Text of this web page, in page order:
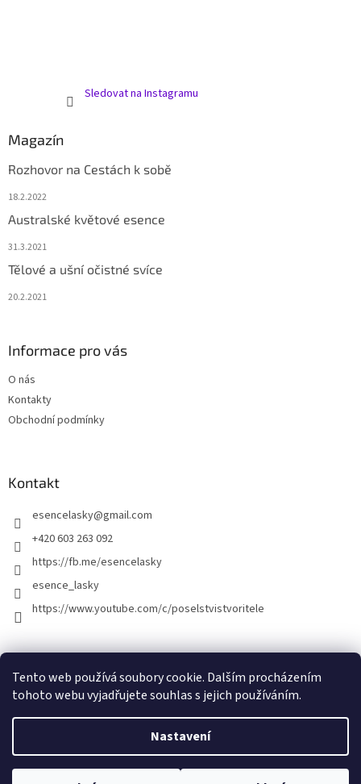
Tento web používá soubory cookie. Dalším procházením
tohoto webu vyjadřujete souhlas s jejich používáním.
Nastavení
Sledovat na Instagramu
Magazín
Rozhovor na Cestách k sobě
18.2.2022
Australské květové esence
31.3.2021
Tělové a ušní očistné svíce
20.2.2021
Informace pro vás
O nás
Kontakty
Obchodní podmínky
Kontakt
esencelasky@gmail.com
+420 603 263 092
https://fb.me/esencelasky
esence_lasky
https://www.youtube.com/c/poselstvistvoritele
Vytvořil Shoptet